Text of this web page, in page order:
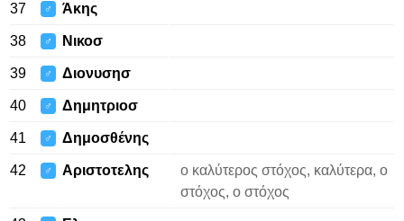
37 ♂ Άκης
38 ♂ Νικοσ
39 ♂ Διονυσησ
40 ♂ Δημητριοσ
41 ♂ Δημοσθένης
42 ♂ Αριστοτελης
ο καλύτερος στόχος, καλύτερα, ο
στόχος, ο στόχος